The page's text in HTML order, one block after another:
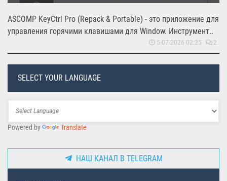
ASCOMP KeyCtrl Pro (Repack & Portable) - это приложение для
управления горячими клавишами для Window. Инструмент..
5-07-2026 02:25 2
SELECT YOUR LANGUAGE
Powered by Translate
НАШ КАНАЛ В TELEGRAM